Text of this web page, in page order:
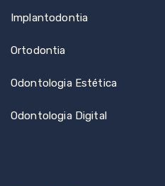
Implantodontia
Ortodontia
Odontologia Estética
Odontologia Digital